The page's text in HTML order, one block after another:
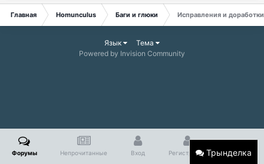
Главная Homunculus Баги и глюки Исправления и
Трынделка
Язык
Тема
Powered by Invision Community
Форумы Непрочитанные Вход Регистрация Больше